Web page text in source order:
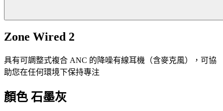
Zone Wired 2
具有可調整式複合 ANC 的降噪有線耳機（含麥克風），可協
助您在任何環境下保持專注
顏色 石墨灰